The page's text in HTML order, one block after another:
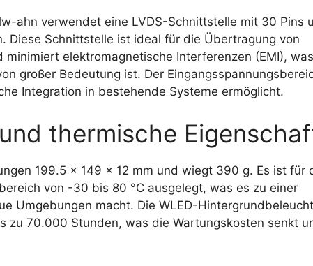
ahn verwendet eine LVDS-Schnittstelle mit 30 Pins
Diese Schnittstelle ist ideal für die Übertragung von
minimiert elektromagnetische Interferenzen (EMI),
großer Bedeutung ist. Der
Integration in bestehende Systeme ermöglicht.
thermische
199.5 x 149 x 12 mm und wiegt 390 g. Es ist für
von -30 bis 80 °C ausgelegt, was es zu einer
Umgebungen macht. Die WLED-
zu 70.000 Stunden, was die Wartungskosten senkt